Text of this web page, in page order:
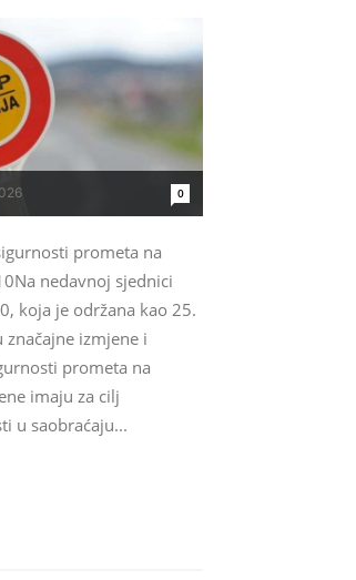
0
prometa na
nedavnoj sjednici
koja je održana kao 25.
značajne izmjene i
prometa na
imaju za cilj
u saobraćaju...